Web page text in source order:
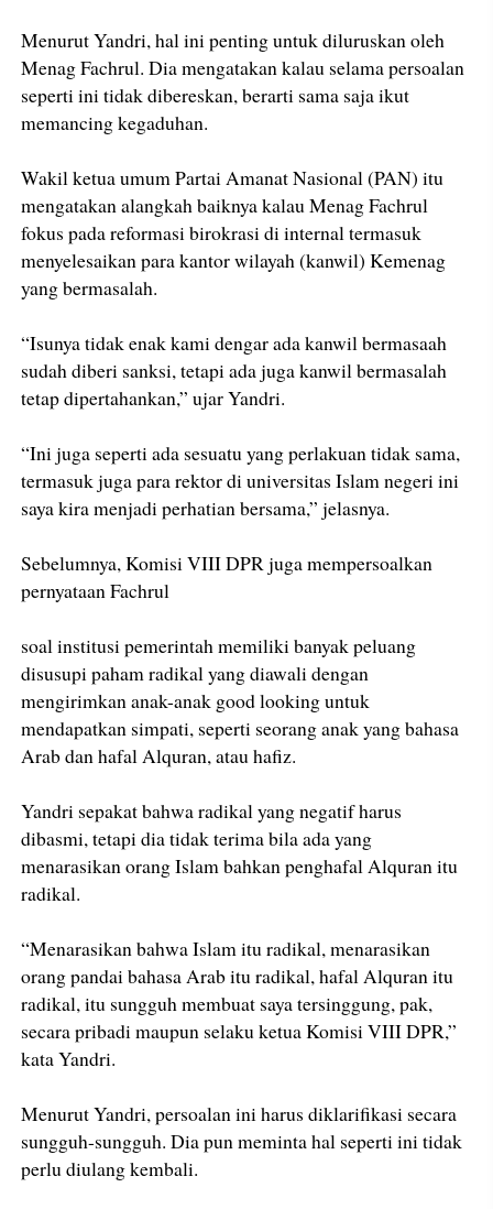
Menurut Yandri, hal ini penting untuk diluruskan oleh
Menag Fachrul. Dia mengatakan kalau selama persoalan
seperti ini tidak dibereskan, berarti sama saja ikut
memancing kegaduhan.
Wakil ketua umum Partai Amanat Nasional (PAN) itu
mengatakan alangkah baiknya kalau Menag Fachrul
fokus pada reformasi birokrasi di internal termasuk
menyelesaikan para kantor wilayah (kanwil) Kemenag
yang bermasalah.
“Isunya tidak enak kami dengar ada kanwil bermasaah
sudah diberi sanksi, tetapi ada juga kanwil bermasalah
tetap dipertahankan,” ujar Yandri.
“Ini juga seperti ada sesuatu yang perlakuan tidak sama,
termasuk juga para rektor di universitas Islam negeri ini
saya kira menjadi perhatian bersama,” jelasnya.
Sebelumnya, Komisi VIII DPR juga mempersoalkan
pernyataan Fachrul
soal institusi pemerintah memiliki banyak peluang
disusupi paham radikal yang diawali dengan
mengirimkan anak-anak good looking untuk
mendapatkan simpati, seperti seorang anak yang bahasa
Arab dan hafal Alquran, atau hafiz.
Yandri sepakat bahwa radikal yang negatif harus
dibasmi, tetapi dia tidak terima bila ada yang
menarasikan orang Islam bahkan penghafal Alquran itu
radikal.
“Menarasikan bahwa Islam itu radikal, menarasikan
orang pandai bahasa Arab itu radikal, hafal Alquran itu
radikal, itu sungguh membuat saya tersinggung, pak,
secara pribadi maupun selaku ketua Komisi VIII DPR,”
kata Yandri.
Menurut Yandri, persoalan ini harus diklarifikasi secara
sungguh-sungguh. Dia pun meminta hal seperti ini tidak
perlu diulang kembali.